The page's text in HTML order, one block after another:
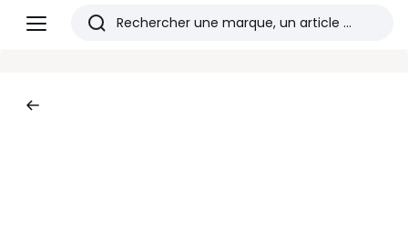
Menu
Redoute
Rechercher